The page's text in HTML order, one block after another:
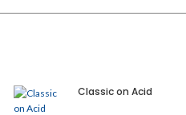
Classic on Acid